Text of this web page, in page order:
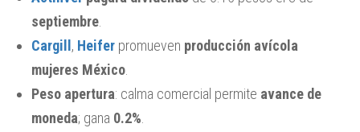
septiembre.
Cargill , Heifer promueven producción avícola
mujeres México.
Peso apertura: calma comercial permite avance de
moneda; gana 0.2%